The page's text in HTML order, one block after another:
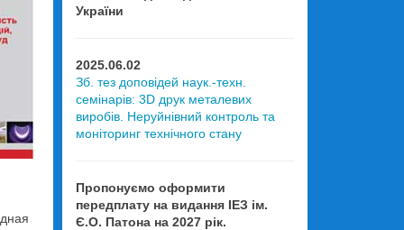
України
2025.06.02
Зб. тез доповідей наук.-техн.
семінарів: 3D друк металевих
виробів. Неруйнівний контроль та
моніторинг технічного стану
Пропонуємо оформити
передплату на видання ІЕЗ ім.
Є.О. Патона на 2027 рік.